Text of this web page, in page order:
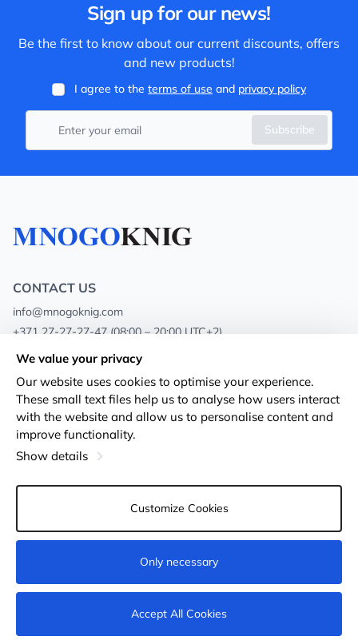
Not available
Sign up for our news!
Be the first to know about our current discounts, offers
and new products!
I agree to the terms of use and privacy policy
Subscribe
CONTACT US
info@mnogoknig.com
+371 27-27-27-47 (08:00 – 20:00 UTC+2)
Rīga, Augusta Deglava 69d, LV-1082
About us
Stores
Shipping and payment
Loyalty Cards
Privacy Policy
Terms and conditions
Returns
Cookie settings
© 2011-2026 MNOGOKNIG
We value your privacy
Our website uses cookies to optimise your experience.
These small text files help us to analyse how users interact
with the website and allow us to personalise content and
improve functionality.
Show details
Customize Cookies
Only necessary
Accept All Cookies